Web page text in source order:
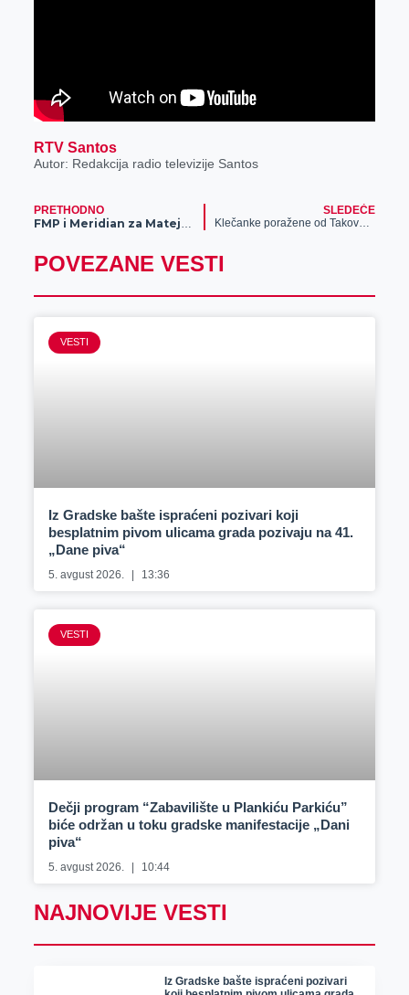
RTV Santos
Autor: Redakcija radio televizije Santos
PRETHODNO
SLEDEĆE
Klečanke poražene od Takova nakon pet setova
POVEZANE VESTI
VESTI
Iz Gradske bašte ispraćeni pozivari koji
besplatnim pivom ulicama grada pozivaju na 41.
„Dane piva“
5. avgust 2026. 13:36
VESTI
Dečji program “Zabavilište u Plankiću Parkiću”
biće održan u toku gradske manifestacije „Dani
piva“
5. avgust 2026. 10:44
NAJNOVIJE VESTI
Iz Gradske bašte ispraćeni pozivari